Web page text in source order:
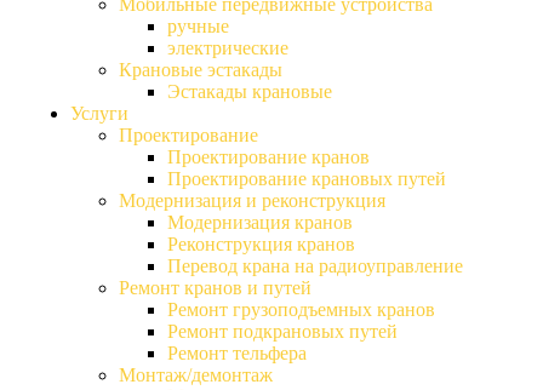
Мобильные передвижные устройства
ручные
электрические
Крановые эстакады
Эстакады крановые
Услуги
Проектирование
Проектирование кранов
Проектирование крановых путей
Модернизация и реконструкция
Модернизация кранов
Реконструкция кранов
Перевод крана на радиоуправление
Ремонт кранов и путей
Ремонт грузоподъемных кранов
Ремонт подкрановых путей
Ремонт тельфера
Монтаж/демонтаж